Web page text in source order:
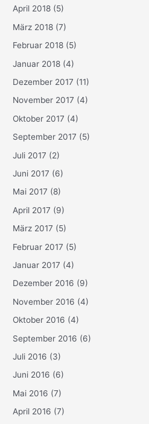
April 2018 (5)
März 2018 (7)
Februar 2018 (5)
Januar 2018 (4)
Dezember 2017 (11)
November 2017 (4)
Oktober 2017 (4)
September 2017 (5)
Juli 2017 (2)
Juni 2017 (6)
Mai 2017 (8)
April 2017 (9)
März 2017 (5)
Februar 2017 (5)
Januar 2017 (4)
Dezember 2016 (9)
November 2016 (4)
Oktober 2016 (4)
September 2016 (6)
Juli 2016 (3)
Juni 2016 (6)
Mai 2016 (7)
April 2016 (7)